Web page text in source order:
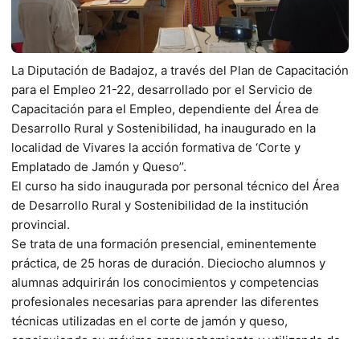
La Diputación de Badajoz, a través del Plan de Capacitación
para el Empleo 21-22, desarrollado por el Servicio de
Capacitación para el Empleo, dependiente del Área de
Desarrollo Rural y Sostenibilidad, ha inaugurado en la
localidad de Vivares la acción formativa de ‘Corte y
Emplatado de Jamón y Queso’’.
El curso ha sido inaugurada por personal técnico del Área
de Desarrollo Rural y Sostenibilidad de la institución
provincial.
Se trata de una formación presencial, eminentemente
práctica, de 25 horas de duración. Dieciocho alumnos y
alumnas adquirirán los conocimientos y competencias
profesionales necesarias para aprender las diferentes
técnicas utilizadas en el corte de jamón y queso,